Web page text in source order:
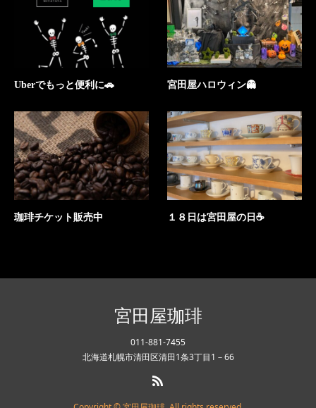
Uberでもっと便利に🚗 宮田屋ハロウィン👻
珈琲チケット販売中 １８日は宮田屋の日☕
宮田屋珈琲
011-881-7455
北海道札幌市清田区清田1条3丁目1－66